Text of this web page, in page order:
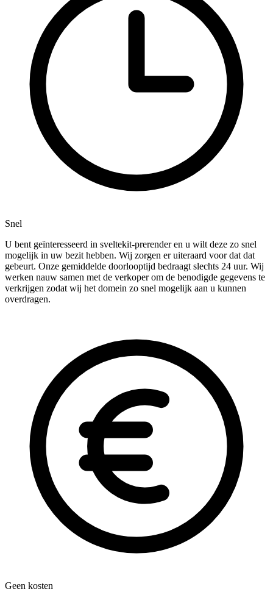
Snel
U bent geïnteresseerd in sveltekit-prerender en u wilt deze zo snel
mogelijk in uw bezit hebben. Wij zorgen er uiteraard voor dat dat
gebeurt. Onze gemiddelde doorlooptijd bedraagt slechts 24 uur. Wij
werken nauw samen met de verkoper om de benodigde gegevens te
verkrijgen zodat wij het domein zo snel mogelijk aan u kunnen
overdragen.
Geen kosten